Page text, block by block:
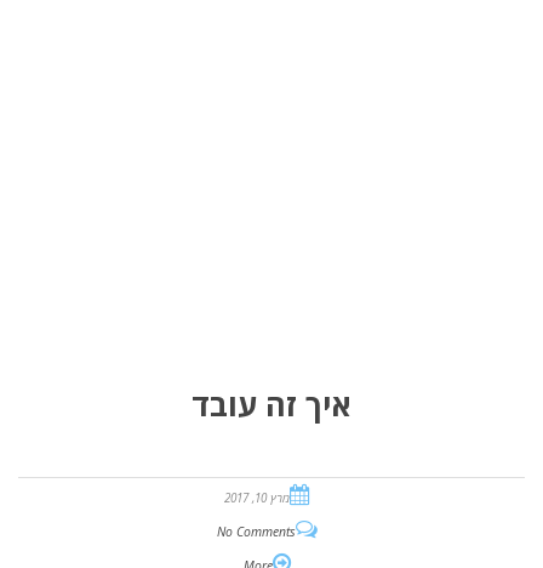
איך זה עובד
מרץ 10, 2017
No Comments